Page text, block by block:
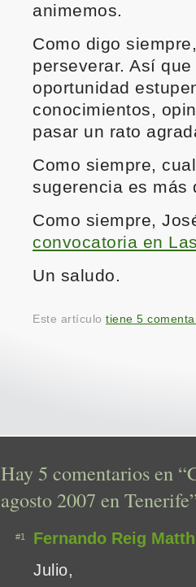
animemos.
Como digo
perseverar. Así
oportunidad
conocimientos,
pasar un rato
Como siempre,
sugerencia es más
Como siempre,
convocatoria en
Un saludo.
Este artículo tiene 5
Hay 5 comentarios en
agosto 2007 en
#1
Fernando Reig
Julio,